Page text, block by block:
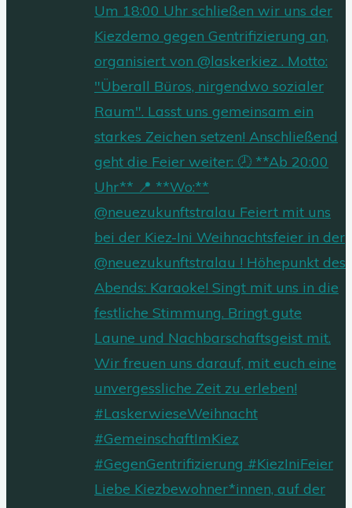
Liebe Kiezbewohner*innen, auf der